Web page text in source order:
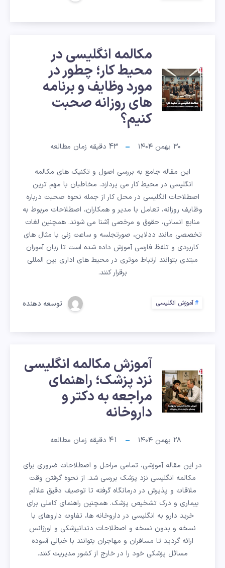
وسط
و
انتهای
کلمه
مکالمه
انگلیسی
در
محیط
کار؛
چطور
در
مورد
وظایف
و
برنامه
های
روزانه
صحبت
کنیم؟
مکالمه انگلیسی در
محیط کار؛ چطور در
مورد وظایف و برنامه
های روزانه صحبت
کنیم؟
۳۰ بهمن ۱۴۰۴ 43 دقیقه زمان مطالعه
این مقاله جامع به بررسی اصول و تکنیک های مکالمه
انگلیسی در محیط کار می پردازد. مخاطبان با مهم ترین
اصطلاحات انگلیسی در محل کار از جمله نحوه صحبت درباره
وظایف روزانه، تعامل با مدیر و همکاران، اصطلاحات مربوط به
منابع انسانی، حقوق و مرخصی آشنا می شوند. همچنین لغات
تخصصی مانند ددلاین، صورتجلسه و ساعت زنی با مثال های
کاربردی و تلفظ فارسی آموزش داده شده است تا زبان آموزان
مبتدی بتوانند ارتباط موثری در محیط های اداری بین المللی
برقرار کنند.
آموزش انگلیسی توسعه دهنده
آموزش
مکالمه
انگلیسی
نزد
پزشک؛
راهنمای
مراجعه
به
آموزش مکالمه انگلیسی
نزد پزشک؛ راهنمای
مراجعه به دکتر و
داروخانه
۲۸ بهمن ۱۴۰۴ 41 دقیقه زمان مطالعه
در این مقاله آموزشی، تمامی مراحل و اصطلاحات ضروری برای
مکالمه انگلیسی نزد پزشک بررسی شد. از نحوه گرفتن وقت
ملاقات و پذیرش در درمانگاه گرفته تا توصیف دقیق علائم
بیماری و درک تشخیص پزشک. همچنین راهنمای کاملی برای
خرید دارو به انگلیسی در داروخانه ها، تفاوت داروهای با
نسخه و بدون نسخه و اصطلاحات دندانپزشکی و اورژانس
ارائه گردید تا مسافران و مهاجران بتوانند با خیالی آسوده
مسائل پزشکی خود را در خارج از کشور مدیریت کنند.